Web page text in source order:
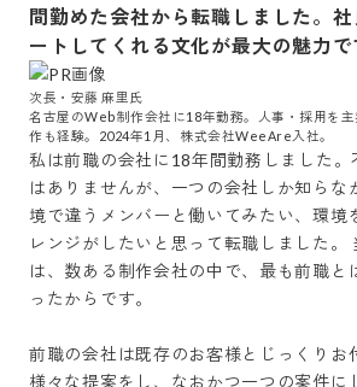
間勤めた会社から転職しました。
ートしてくれる文化が最大の魅力で
次長・安藤 麻里氏
名古屋のWeb制作会社に18年勤務。人事・採用を
作も経験。2024年1月、株式会社WeeAre入社。
私は前職の会社に18年間勤務しました
はありませんが、一つの会社しか知らな
境で違うメンバーと働いてみたい、環境
レンジがしたいと思って転職しました。
は、数ある制作会社の中で、最も前職と
ったからです。
前職の会社は既存のお客様とじっくりお
様々な提案をし、なおかつ一つの案件に